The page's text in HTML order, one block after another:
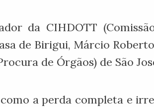
da CIHDOTT
de Birigui, Márcio
de Órgãos) de São
a perda completa e